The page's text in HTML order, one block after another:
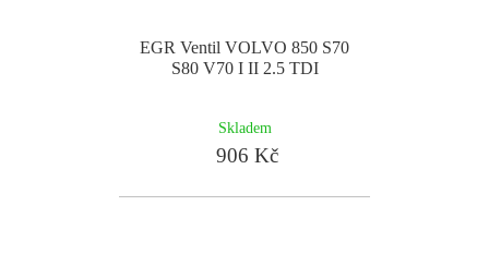
EGR Ventil VOLVO 850 S70
S80 V70 I II 2.5 TDI
Skladem
906 Kč